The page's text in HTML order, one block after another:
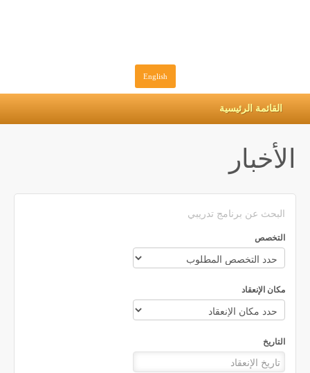
English
القائمة الرئيسية
الأخبار
البحث عن برنامج تدريبي
التخصص
مكان الإنعقاد
التاريخ